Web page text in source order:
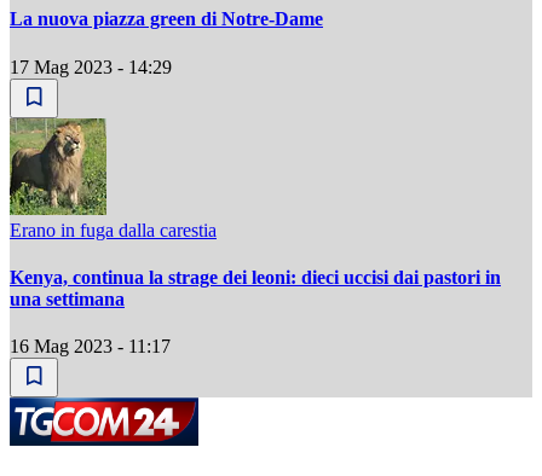
La nuova piazza green di Notre-Dame
17 Mag 2023 - 14:29
Erano in fuga dalla carestia
Kenya, continua la strage dei leoni: dieci uccisi dai pastori in
una settimana
16 Mag 2023 - 11:17